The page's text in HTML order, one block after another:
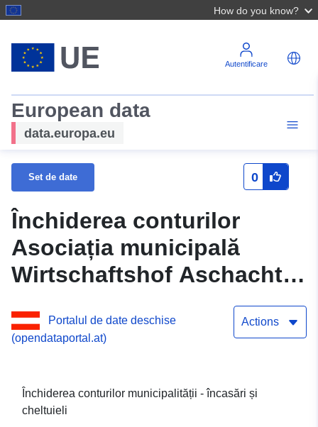
How do you know?
Autentificare
European data
data.europa.eu
Set de date 0
Închiderea conturilor
Asociația municipală
Wirtschaftshof Aschachtal
Portalul de date deschise
(opendataportal.at)
Actions
Închiderea conturilor municipalității - încasări și
cheltuieli